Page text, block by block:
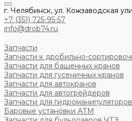
г. Челябинск, ул. Кожзаводская
+7 (351) 725-95-57
info@drob74.ru
Запчасти
Запчасти к дробильно-
Запчасти для башенных кранов
Запчасти для гусеничных кранов
Запчасти для автокранов
Запчасти для автогрейдеров
Запчасти для
Баровые установки АТМ